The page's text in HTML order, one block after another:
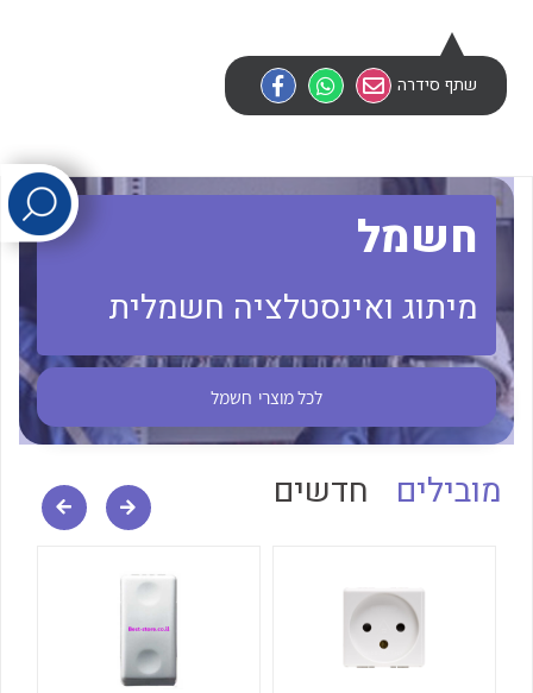
לכל מוצרי היצרן
לכל מוצרי היצרן לכל מוצרי היצרן
שתף סידרה
חשמל
מיתוג ואינסטלציה חשמלית
לכל מוצרי חשמל
מובילים חדשים